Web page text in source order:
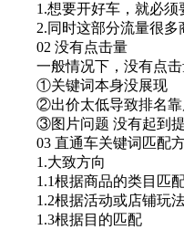
1.想要开好车，就必须要
2.同时这部分流量很多商
02 没有点击量
一般情况下，没有点击
①关键词本身没展现
②出价太低导致排名靠
③图片问题 没有起到提
03 直通车关键词匹配
1.大致方向
1.1根据商品的类目匹
1.2根据活动或店铺玩
1.3根据目的匹配